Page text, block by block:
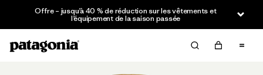
Offre – jusqu’à 40 % de réduction sur les vêtements et
l’équipement de la saison passée